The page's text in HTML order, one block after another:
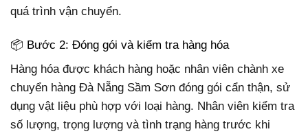
quá trình vận chuyển.
📦 Bước 2: Đóng gói và kiểm tra hàng hóa
Hàng hóa được khách hàng hoặc nhân viên chành xe
chuyển hàng Đà Nẵng Sầm Sơn đóng gói cẩn thận, sử
dụng vật liệu phù hợp với loại hàng. Nhân viên kiểm tra
số lượng, trọng lượng và tình trạng hàng trước khi